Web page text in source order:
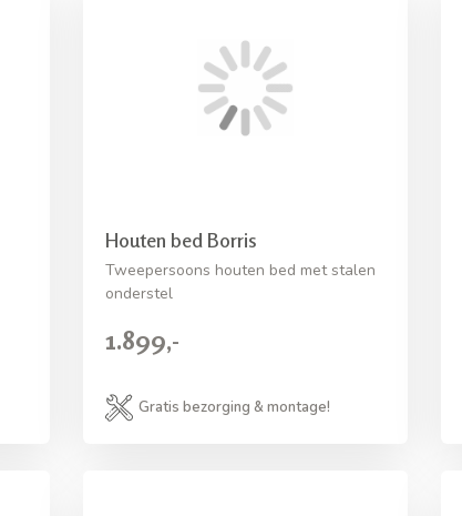
Houten bed Borris
Tweepersoons houten bed met stalen
onderstel
1.899,-
Gratis bezorging & montage!